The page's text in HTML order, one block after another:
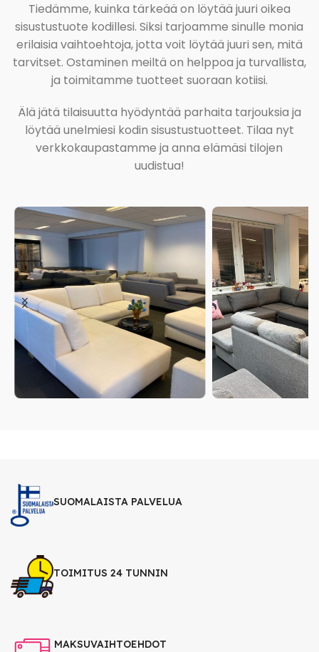
Tiedämme, kuinka tärkeää on löytää juuri oikea
sisustustuote kodillesi. Siksi tarjoamme sinulle monia
erilaisia vaihtoehtoja, jotta voit löytää juuri sen, mitä
tarvitset. Ostaminen meiltä on helppoa ja turvallista,
ja toimitamme tuotteet suoraan kotiisi.
Älä jätä tilaisuutta hyödyntää parhaita tarjouksia ja
löytää unelmiesi kodin sisustustuotteet. Tilaa nyt
verkkokaupastamme ja anna elämäsi tilojen
uudistua!
SUOMALAISTA PALVELUA
TOIMITUS 24 TUNNIN
MAKSUVAIHTOEHDOT